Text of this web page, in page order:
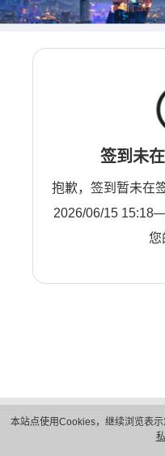
本站点使用Cookies，继续浏览表
签到未
抱歉，签到暂未在
2026/06/15
您
隐